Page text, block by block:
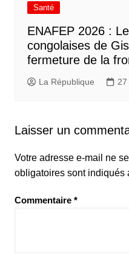
Santé
ENAFEP 2026 :
congolaises de
fermeture de la
La République
Laisser un
Votre adresse e-mail ne
obligatoires sont indiqués
Commentaire *